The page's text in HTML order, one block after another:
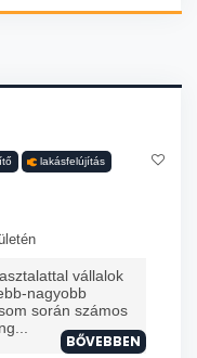
lakásfelújítás
vállalok
nagyobb
során számos
BŐVEBBEN